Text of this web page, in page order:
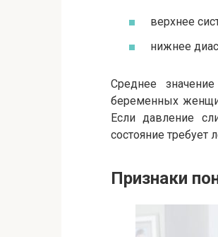
верхнее
нижнее
Среднее
беременных
Если давление
состояние требует
Признаки